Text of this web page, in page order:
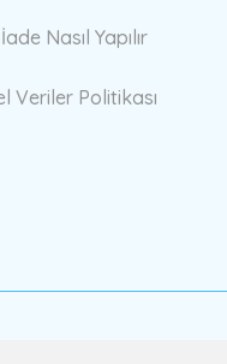
Nasıl Yapılır
Veriler Politikası